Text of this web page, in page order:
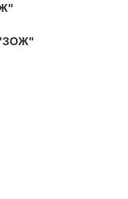
"ЗОЖ"